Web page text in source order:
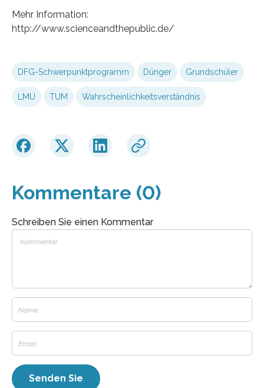
Mehr Information:
http://www.scienceandthepublic.de/
DFG-Schwerpunktprogramm Dünger Grundschüler
LMU TUM Wahrscheinlichkeitsverständnis
Kommentare (0)
Schreiben Sie einen Kommentar